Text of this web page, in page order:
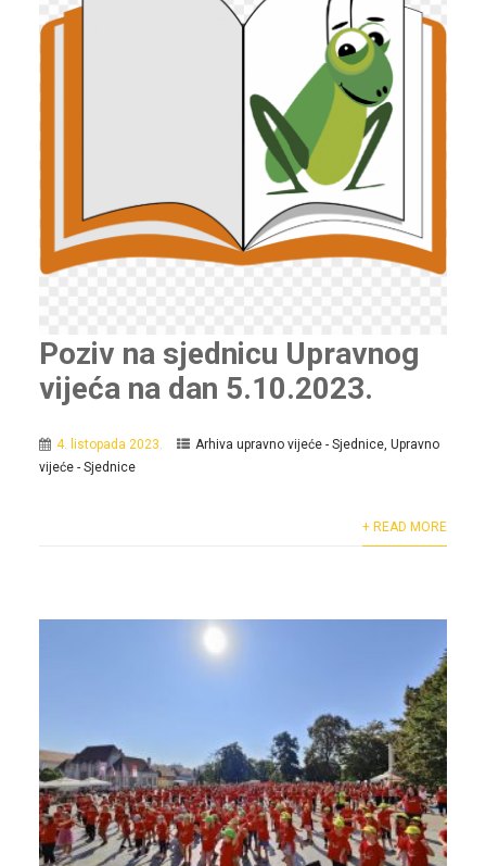
Poziv na sjednicu Upravnog
vijeća na dan 5.10.2023.
4. listopada 2023. Arhiva upravno vijeće - Sjednice, Upravno
vijeće - Sjednice
+ READ MORE